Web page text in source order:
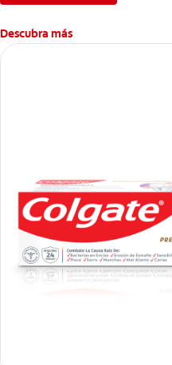
*Con el cepillado 2 veces por
semanas.
**Patentada en Estados Unidos.
Descubra más